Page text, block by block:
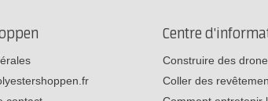
Centre
Construire des
Coller des